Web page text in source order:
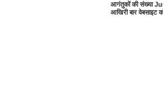
आगंतुकों की संख्या
आखिरी बार